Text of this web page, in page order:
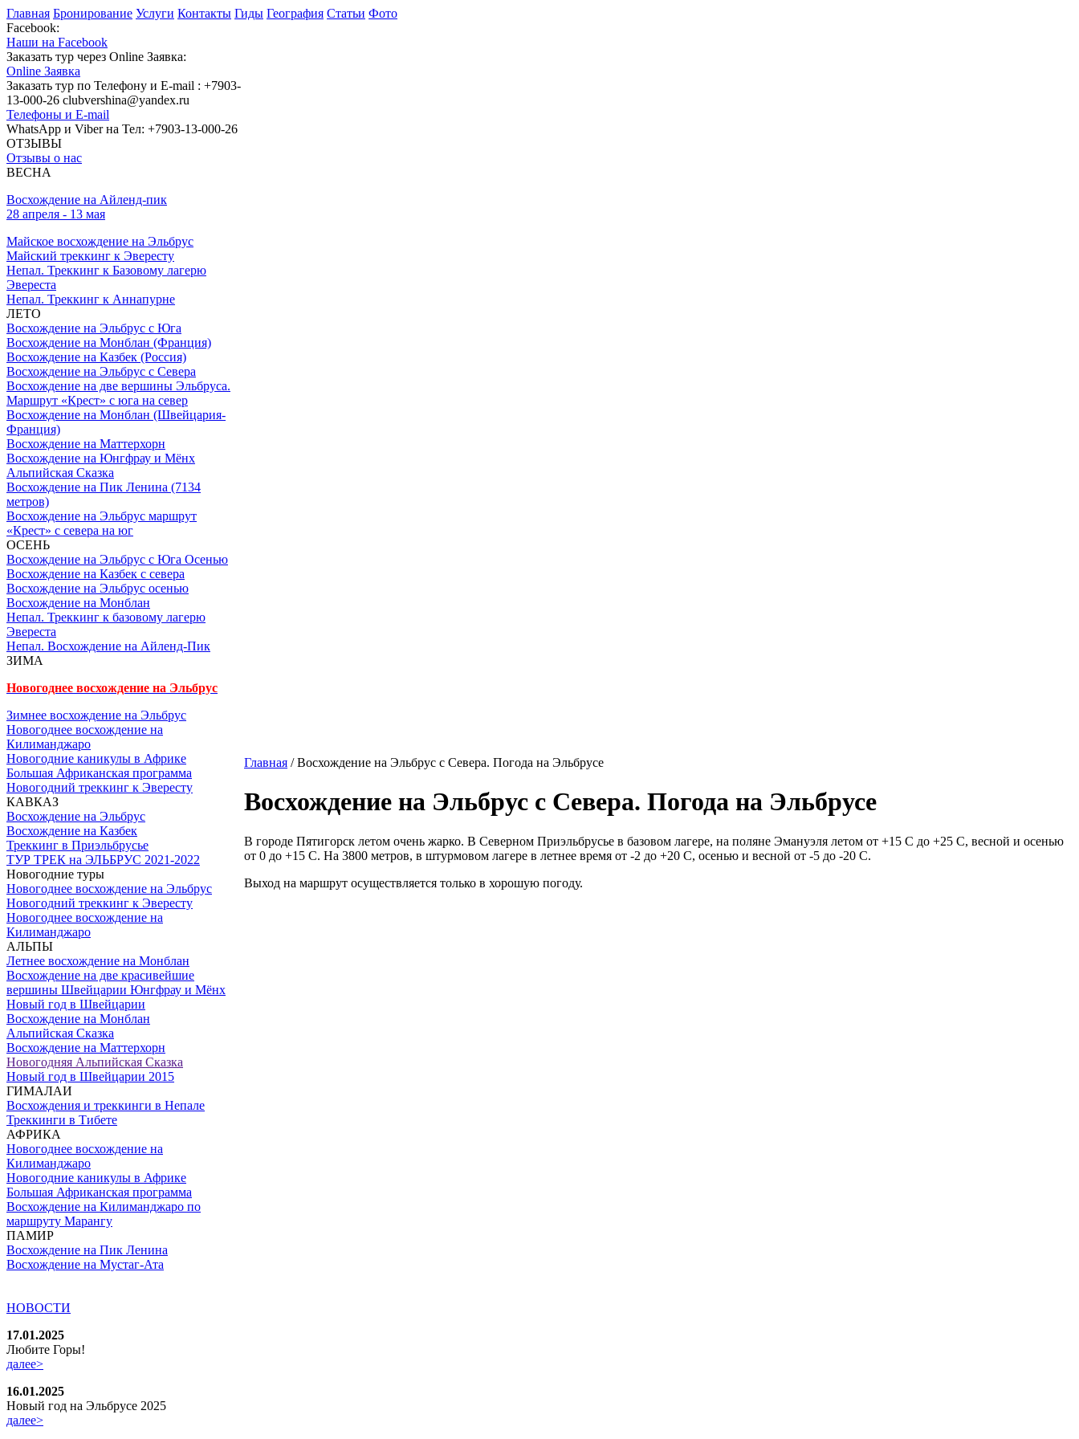
Главная Бронирование Услуги Контакты Гиды География Статьи Фото
Facebook:
Наши на Facebook
Заказать тур через Online Заявка:
Online Заявка
Заказать тур по Телефону и E-mail : +7903-
13-000-26 clubvershina@yandex.ru
Телефоны и E-mail
WhatsApp и Viber на Тел: +7903-13-000-26
ОТЗЫВЫ
Отзывы о нас
ВЕСНА
Восхождение на Айленд-пик
28 апреля - 13 мая
Майское восхождение на Эльбрус
Майский треккинг к Эвересту
Непал. Треккинг к Базовому лагерю
Эвереста
Непал. Треккинг к Аннапурне
ЛЕТО
Восхождение на Эльбрус с Юга
Восхождение на Монблан (Франция)
Восхождение на Казбек (Россия)
Восхождение на Эльбрус с Севера
Восхождение на две вершины Эльбруса.
Маршрут «Крест» с юга на север
Восхождение на Монблан (Швейцария-
Франция)
Восхождение на Маттерхорн
Восхождение на Юнгфрау и Мёнх
Альпийская Сказка
Восхождение на Пик Ленина (7134
метров)
Восхождение на Эльбрус маршрут
«Крест» с севера на юг
ОСЕНЬ
Восхождение на Эльбрус с Юга Осенью
Восхождение на Казбек с севера
Восхождение на Эльбрус осенью
Восхождение на Монблан
Непал. Треккинг к базовому лагерю
Эвереста
Непал. Восхождение на Айленд-Пик
ЗИМА
Новогоднее восхождение на Эльбрус
Зимнее восхождение на Эльбрус
Новогоднее восхождение на
Килиманджаро
Новогодние каникулы в Африке
Большая Африканская программа
Новогодний треккинг к Эвересту
КАВКАЗ
Восхождение на Эльбрус
Восхождение на Казбек
Треккинг в Приэльбрусье
ТУР ТРЕК на ЭЛЬБРУС 2021-2022
Новогодние туры
Новогоднее восхождение на Эльбрус
Новогодний треккинг к Эвересту
Новогоднее восхождение на
Килиманджаро
АЛЬПЫ
Летнее восхождение на Монблан
Восхождение на две красивейшие
вершины Швейцарии Юнгфрау и Мёнх
Новый год в Швейцарии
Восхождение на Монблан
Альпийская Сказка
Восхождение на Маттерхорн
Новогодняя Альпийская Сказка
Новый год в Швейцарии 2015
ГИМАЛАИ
Восхождения и треккинги в Непале
Треккинги в Тибете
АФРИКА
Новогоднее восхождение на
Килиманджаро
Новогодние каникулы в Африке
Большая Африканская программа
Восхождение на Килиманджаро по
маршруту Марангу
ПАМИР
Восхождение на Пик Ленина
Восхождение на Мустаг-Ата
НОВОСТИ
17.01.2025
Любите Горы!
далее>
16.01.2025
Новый год на Эльбрусе 2025
далее>
Главная / Восхождение на Эльбрус с Севера. Погода на Эльбрусе
Восхождение на Эльбрус с Севера. Погода на Эльбрусе
В городе Пятигорск летом очень жарко. В Северном Приэльбрусье в базовом лагере, на поляне Эмануэля летом от +15 С до +25 С, весной и осенью
от 0 до +15 С. На 3800 метров, в штурмовом лагере в летнее время от -2 до +20 С, осенью и весной от -5 до -20 С.
Выход на маршрут осуществляется только в хорошую погоду.